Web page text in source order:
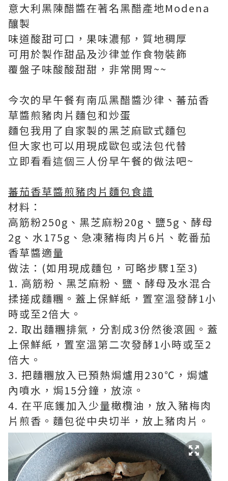
意大利黑陳醋醬在著名黑醋產地Modena
釀製
味道酸甜可口，果味濃郁，質地稠厚
可用於製作甜品及沙律並作食物裝飾
覆盤子味酸酸甜甜，非常開胃~~
今次的早午餐有南瓜黑醋醬沙律、蕃茄香
草醬煎豬肉片麵包和炒蛋
麵包我用了自家製的黑芝麻歐式麵包
但大家也可以用現成歐包或法包代替
立即看看這個三人份早午餐的做法吧~
蕃茄香草醬煎豬肉片麵包食譜
材料：
高筋粉250g、黑芝麻粉20g、鹽5g、酵母
2g、水175g、急凍豬梅肉片6片、乾番茄
香草醬適量
做法：(如用現成麵包，可略步驟1至3)
1. 高筋粉、黑芝麻粉、鹽、酵母及水混合
揉搓成麵糰。蓋上保鮮紙，置室溫發酵1小
時或至2倍大。
2. 取出麵糰排氣，分割成3份然後滾圓。蓋
上保鮮紙，置室溫第二次發酵1小時或至2
倍大。
3. 把麵糰放入已預熱焗爐用230℃，焗爐
內噴水，焗15分鐘，放涼。
4. 在平底鑊加入少量橄欖油，放入豬梅肉
片煎香。麵包從中央切半，放上豬肉片。